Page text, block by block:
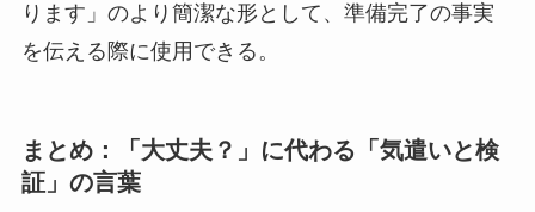
ります」のより簡潔な形として、準備完了の事実
を伝える際に使用できる。
まとめ： 「大丈夫？」に代わる 「気遣いと検
証」 の言葉